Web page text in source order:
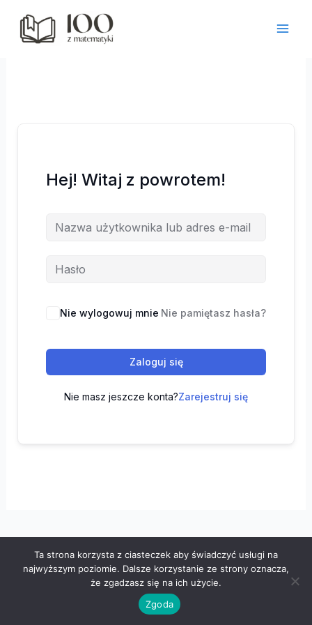
treści
Hej! Witaj z powrotem!
Nie wylogowuj mnie Nie pamiętasz hasła?
Zaloguj się
Nie masz jeszcze konta?Zarejestruj się
Wszelkie prawa zastrzeżone © 2026 "100 z matematyki" -
Polityka prywatności- Regulamin
Ta strona korzysta z ciasteczek aby świadczyć usługi na
najwyższym poziomie. Dalsze korzystanie ze strony oznacza,
że zgadzasz się na ich użycie.
Zgoda